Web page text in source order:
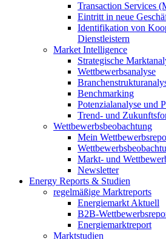
Transaction Services
Eintritt in neue
Identifikation von
Dienstleistern
Market Intelligence
Strategische
Wettbewerbsanalyse
Benchmarking
Potenzialanalyse und
Trend- und
Wettbewerbs­beobachtung
Mein
Markt- und
Newsletter
Energy Reports & Studien
regelmäßige Marktreports
Energiemarkt Aktuell
B2B-
Energiemarktreport
Marktstudien